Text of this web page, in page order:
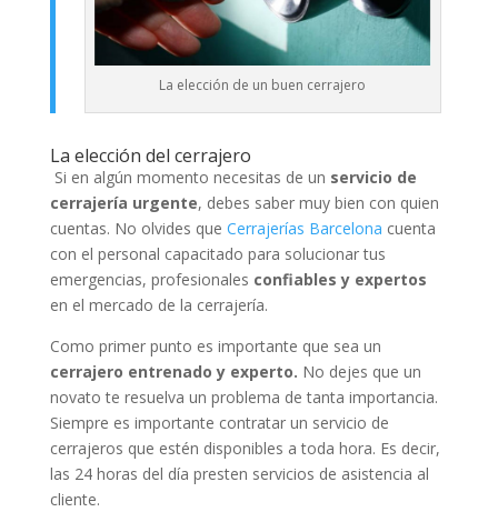
La elección de un buen cerrajero
La elección del cerrajero
Si en algún momento necesitas de un servicio de
cerrajería urgente, debes saber muy bien con quien
cuentas. No olvides que Cerrajerías Barcelona cuenta
con el personal capacitado para solucionar tus
emergencias, profesionales confiables y expertos
en el mercado de la cerrajería.
Como primer punto es importante que sea un
cerrajero entrenado y experto. No dejes que un
novato te resuelva un problema de tanta importancia.
Siempre es importante contratar un servicio de
cerrajeros que estén disponibles a toda hora. Es decir,
las 24 horas del día presten servicios de asistencia al
cliente.